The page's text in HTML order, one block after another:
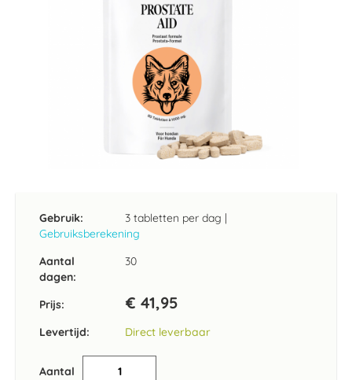
Gebruik: 3 tabletten per dag |
Gebruiksberekening
Aantal
dagen:
30
Prijs: € 41,95
Levertijd: Direct leverbaar
Aantal
begin
afbeeldingen-